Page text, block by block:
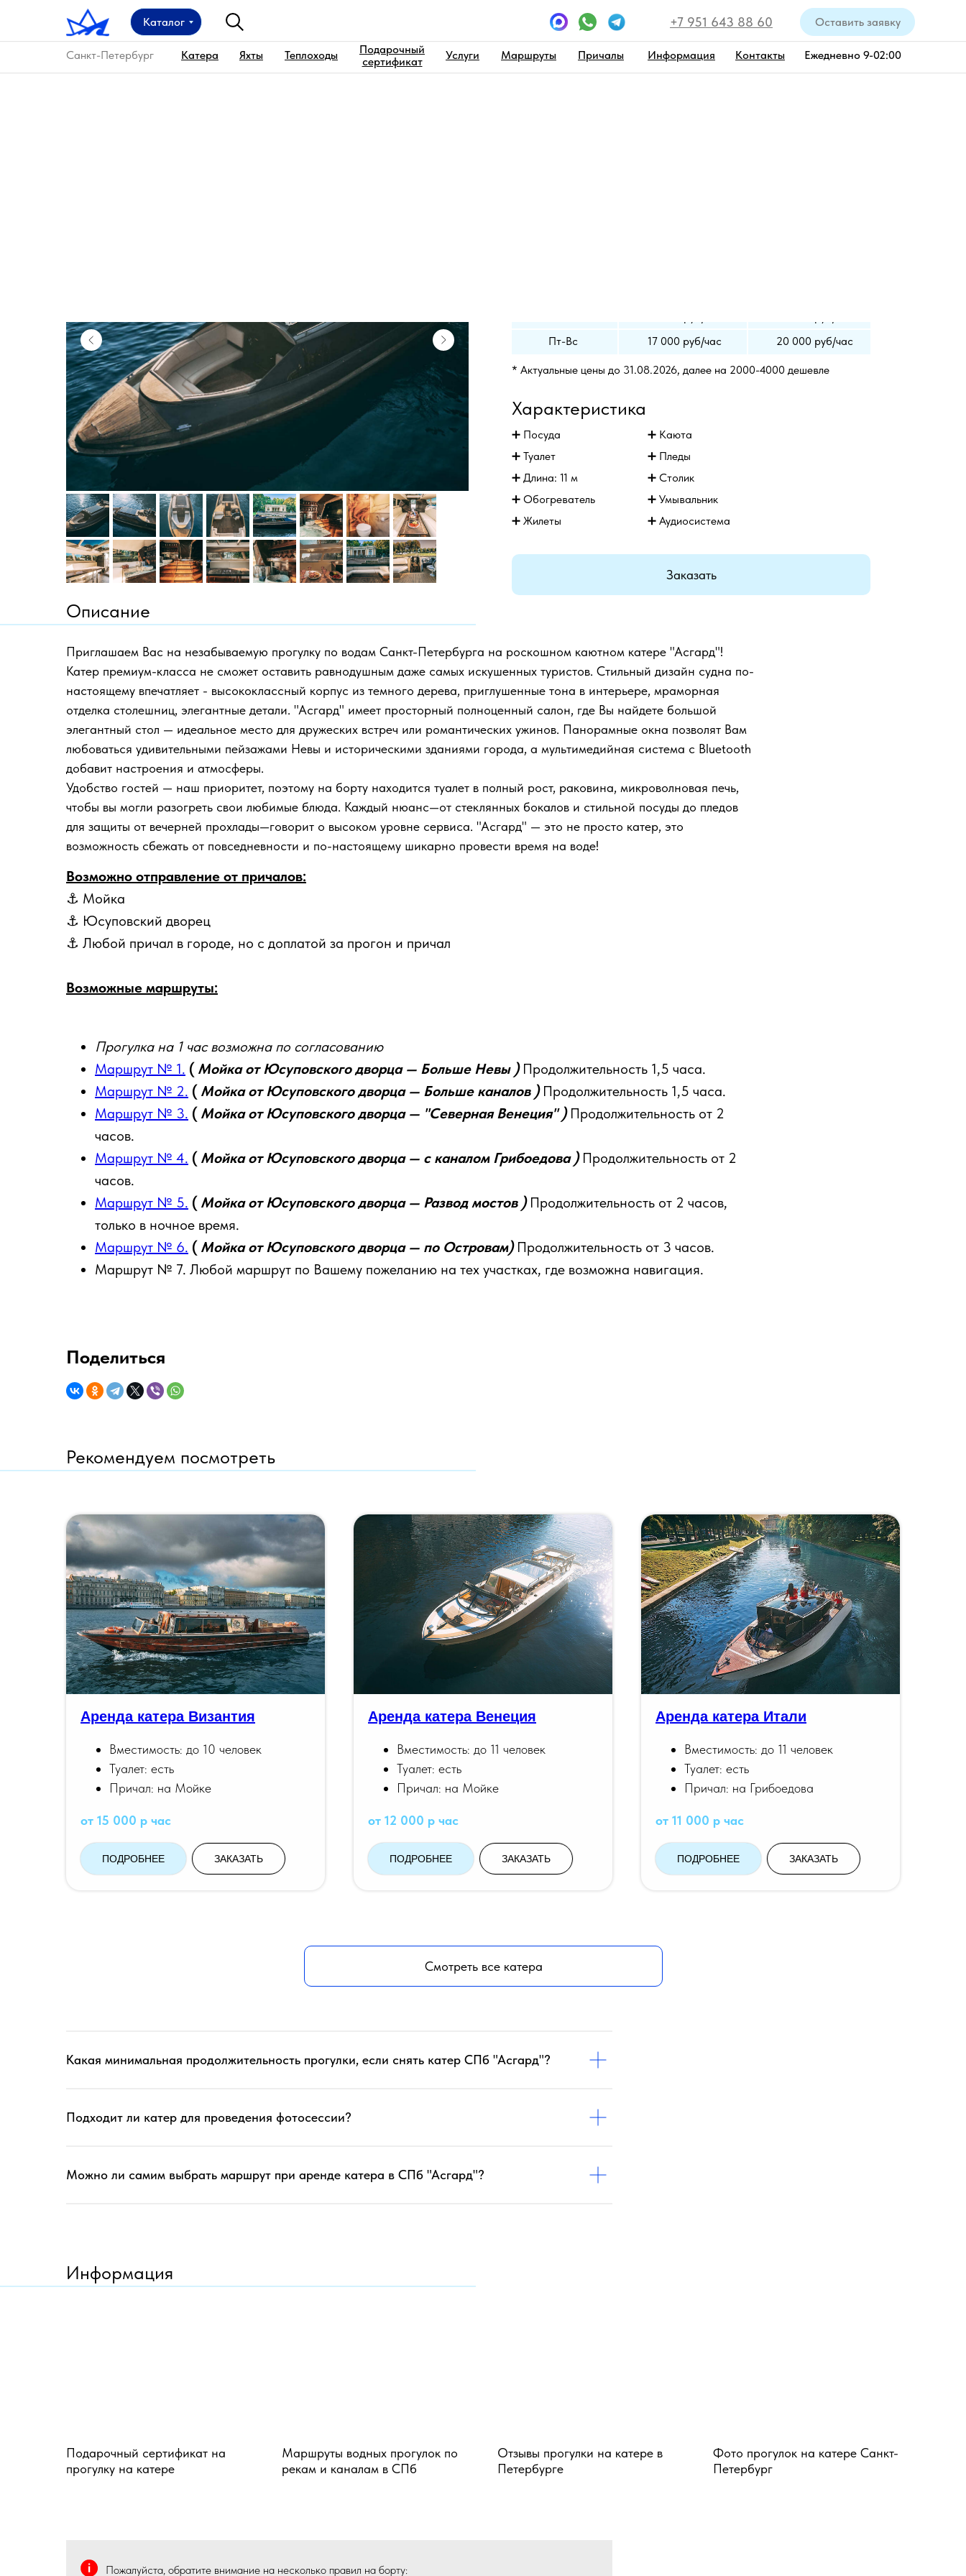
Катера Маршруты Контакты
Причалы Информация
Услуги
+7 951 643 88 60
Яхты Теплоходы
Санкт-Петербург Ежедневно 9-02:00
Оставить заявку
Каталог
Подарочный
сертификат
Заказать
Пт-Вс 17 000 руб/час
20 000 руб/час
Характеристика
➕ Туалет
➕ Длина: 11 м
➕ Умывальник
➕ Обогреватель
➕ Пледы
Описание
➕ Столик
➕ Жилеты ➕ Аудиосистема
➕ Посуда ➕ Каюта
* Актуальные цены до 31.08.2026, далее на 2000-4000 дешевле
Приглашаем Вас на незабываемую прогулку по водам Санкт-Петербурга на роскошном каютном катере "Асгард"!
Катер премиум-класса не сможет оставить равнодушным даже самых искушенных туристов. Стильный дизайн судна по-
настоящему впечатляет - высококлассный корпус из темного дерева, приглушенные тона в интерьере, мраморная
отделка столешниц, элегантные детали. "Асгард" имеет просторный полноценный салон, где Вы найдете большой
элегантный стол — идеальное место для дружеских встреч или романтических ужинов. Панорамные окна позволят Вам
любоваться удивительными пейзажами Невы и историческими зданиями города, а мультимедийная система с Bluetooth
добавит настроения и атмосферы.
Удобство гостей — наш приоритет, поэтому на борту находится туалет в полный рост, раковина, микроволновая печь,
чтобы вы могли разогреть свои любимые блюда. Каждый нюанс—от стеклянных бокалов и стильной посуды до пледов
для защиты от вечерней прохлады—говорит о высоком уровне сервиса. "Асгард" — это не просто катер, это
возможность сбежать от повседневности и по-настоящему шикарно провести время на воде!
Возможно отправление от причалов:
⚓ Мойка
⚓ Юсуповский дворец
⚓ Любой причал в городе, но с доплатой за прогон и причал
Возможные маршруты:
Прогулка на 1 час возможна по согласованию
Маршрут № 1. ( Мойка от Юсуповского дворца — Больше Невы ) Продолжительность 1,5 часа.
Маршрут № 2. ( Мойка от Юсуповского дворца — Больше каналов ) Продолжительность 1,5 часа.
Маршрут № 3. ( Мойка от Юсуповского дворца — "Северная Венеция" ) Продолжительность от 2
часов.
Маршрут № 4. ( Мойка от Юсуповского дворца — с каналом Грибоедова ) Продолжительность от 2
часов.
Маршрут № 5. ( Мойка от Юсуповского дворца — Развод мостов ) Продолжительность от 2 часов,
только в ночное время.
Маршрут № 6. ( Мойка от Юсуповского дворца — по Островам)Продолжительность от 3 часов.
Маршрут № 7. Любой маршрут по Вашему пожеланию на тех участках, где возможна навигация.
Поделиться
Рекомендуем посмотреть
Аренда катера Византия
Вместимость: до 10 человек
Туалет: есть
Причал: на Мойке
от 15 000 р час
ПОДРОБНЕЕ ЗАКАЗАТЬ
Аренда катера Венеция
Вместимость: до 11 человек
Туалет: есть
Причал: на Мойке
от 12 000 р час
ПОДРОБНЕЕ ЗАКАЗАТЬ
Аренда катера Итали
Вместимость: до 11 человек
Туалет: есть
Причал: на Грибоедова
от 11 000 р час
ПОДРОБНЕЕ ЗАКАЗАТЬ
Смотреть все катера
Какая минимальная продолжительность прогулки, если снять катер СПб "Асгард"?
Подходит ли катер для проведения фотосессии?
Можно ли самим выбрать маршрут при аренде катера в СПб "Асгард"?
Информация
Подарочный сертификат на
прогулку на катере
Маршруты водных прогулок по
рекам и каналам в СПб
Отзывы прогулки на катере в
Петербурге
Фото прогулок на катере Санкт-
Петербург
Пожалуйста, обратите внимание на несколько правил на борту: